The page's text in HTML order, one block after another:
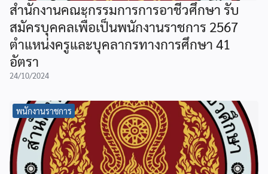
สำนักงานคณะกรรมการการอาชีวศึกษา รับ
สมัครบุคคลเพื่อเป็นพนักงานราชการ 2567
ตำแหน่งครูและบุคลากรทางการศึกษา 41
อัตรา
24/10/2024
พนักงานราชการ